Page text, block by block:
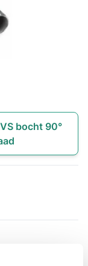
bocht 90°